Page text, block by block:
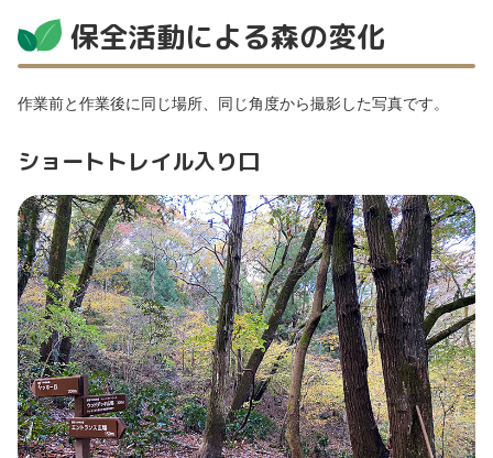
保全活動による森の変化
作業前と作業後に同じ場所、同じ角度から撮影した写真です。
ショートトレイル入り口